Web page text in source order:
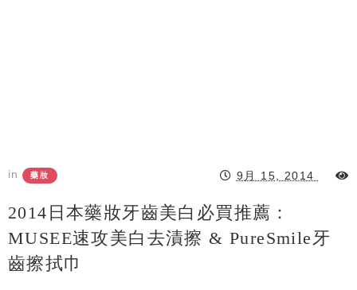
in 藥妝 9月 15, 2014
2014日本藥妝牙齒美白必買推薦：
MUSEE速攻美白去漬擦 & PureSmile牙
齒擦拭巾